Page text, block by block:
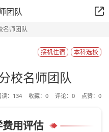
团队
名师团队
本科选校
接机住宿
校名师团队
： 134 收藏： 0 评论： 0 点赞： 0
费用评估